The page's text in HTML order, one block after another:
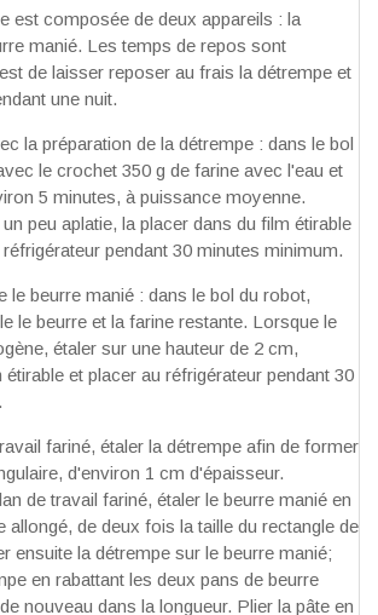
est composée de deux appareils : la
manié. Les temps de repos sont
de laisser reposer au frais la détrempe et
une nuit.
la préparation de la détrempe : dans le bol
le crochet 350 g de farine avec l'eau et
5 minutes, à puissance moyenne.
peu aplatie, la placer dans du film étirable
pendant 30 minutes minimum.
le beurre manié : dans le bol du robot,
le beurre et la farine restante. Lorsque le
étaler sur une hauteur de 2 cm,
et placer au réfrigérateur pendant 30
fariné, étaler la détrempe afin de former
d'environ 1 cm d'épaisseur.
de travail fariné, étaler le beurre manié en
allongé, de deux fois la taille du rectangle de
ensuite la détrempe sur le beurre manié;
en rabattant les deux pans de beurre
nouveau dans la longueur. Plier la pâte en